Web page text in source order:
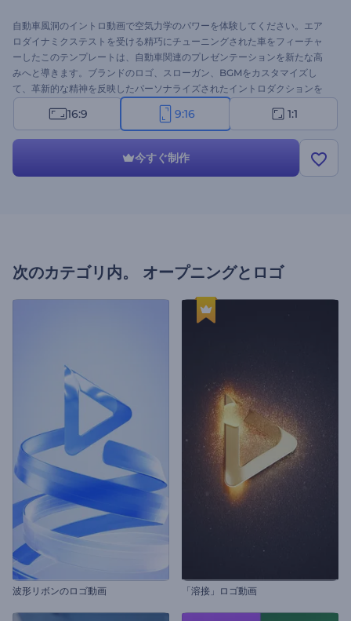
自動車風洞のイントロ動画で空気力学のパワーを体験してください。エア
ロダイナミクステストを受ける精巧にチューニングされた車をフィーチャ
ーしたこのテンプレートは、自動車関連のプレゼンテーションを新たな高
みへと導きます。ブランドのロゴ、スローガン、BGMをカスタマイズし
て、革新的な精神を反映したパーソナライズされたイントロダクションを
作成しましょう。新しい車種の紹介、技術の進歩の強調、車の能力の紹介
などに最適です。今すぐお試しを！
16:9 9:16 1:1
今すぐ制作
次のカテゴリ内。 オープニングとロゴ
波形リボンのロゴ動画 「溶接」ロゴ動画